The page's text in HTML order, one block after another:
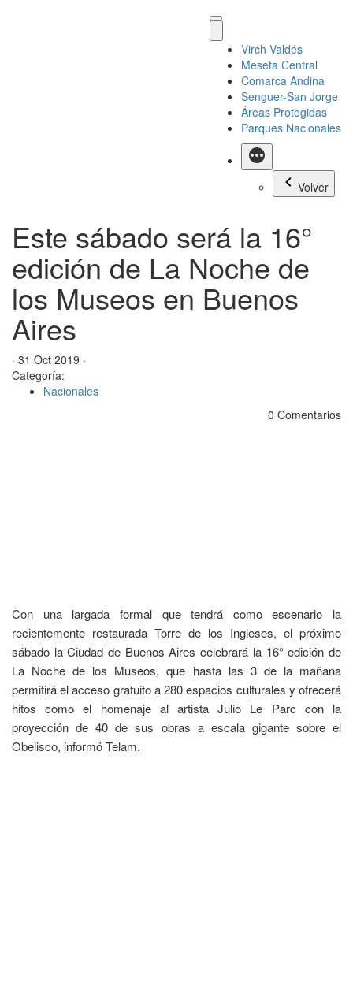
Virch Valdés
Meseta Central
Comarca Andina
Senguer-San Jorge
Áreas Protegidas
Parques Nacionales
Más
Volver
Este sábado será la 16°
edición de La Noche de
los Museos en Buenos
Aires
· 31 Oct 2019 ·
Categoría:
Nacionales
0 Comentarios
Con una largada formal que tendrá como escenario la
recientemente restaurada Torre de los Ingleses, el próximo
sábado la Ciudad de Buenos Aires celebrará la 16° edición de
La Noche de los Museos, que hasta las 3 de la mañana
permitirá el acceso gratuito a 280 espacios culturales y ofrecerá
hitos como el homenaje al artista Julio Le Parc con la
proyección de 40 de sus obras a escala gigante sobre el
Obelisco, informó Telam.